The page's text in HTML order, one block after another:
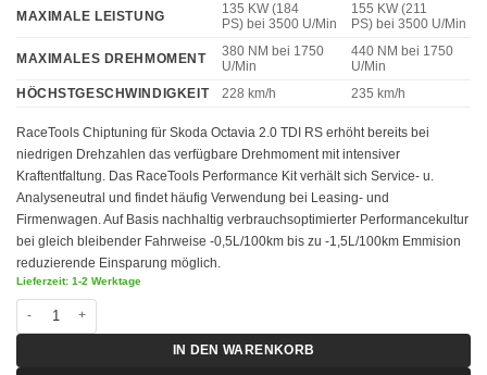
MAXIMALE LEISTUNG
135 KW (184
PS) bei 3500 U/Min
155 KW (211
PS) bei 3500 U/Min
MAXIMALES DREHMOMENT
380 NM bei 1750
U/Min
440 NM bei 1750
U/Min
HÖCHSTGESCHWINDIGKEIT 228 km/h 235 km/h
RaceTools Chiptuning für Skoda Octavia 2.0 TDI RS erhöht bereits bei
niedrigen Drehzahlen das verfügbare Drehmoment mit intensiver
Kraftentfaltung. Das RaceTools Performance Kit verhält sich Service- u.
Analyseneutral und findet häufig Verwendung bei Leasing- und
Firmenwagen. Auf Basis nachhaltig verbrauchsoptimierter Performancekultur
bei gleich bleibender Fahrweise -0,5L/100km bis zu -1,5L/100km Emmision
reduzierende Einsparung möglich.
Lieferzeit: 1-2 Werktage
Chiptuning Skoda Octavia - 2.0 TDI RS 135 KW (184 PS) RT-I Menge
IN DEN WARENKORB